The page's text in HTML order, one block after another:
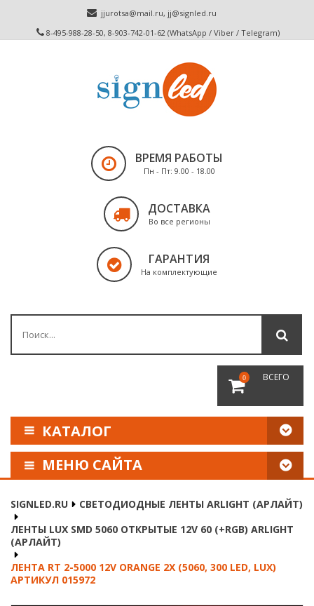
jjurotsa@mail.ru, jj@signled.ru
8-495-988-28-50, 8-903-742-01-62 (WhatsApp / Viber / Telegram)
ВРЕМЯ РАБОТЫ
Пн - Пт: 9.00 - 18.00
ДОСТАВКА
Во все регионы
ГАРАНТИЯ
На комплектующие
0 ВСЕГО
КАТАЛОГ
МЕНЮ САЙТА
ОПЛАТА И ДОСТАВКА
НАШИ РЕКВИЗИТЫ
SIGNLED.RU
СВЕТОДИОДНЫЕ ЛЕНТЫ ARLIGHT (АРЛАЙТ)
ЛЕНТЫ LUX SMD 5060 ОТКРЫТЫЕ 12V 60 (+RGB) ARLIGHT
(АРЛАЙТ)
ЛЕНТА RT 2-5000 12V ORANGE 2X (5060, 300 LED, LUX)
АРТИКУЛ 015972